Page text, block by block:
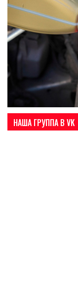
НАША ГРУППА В VK